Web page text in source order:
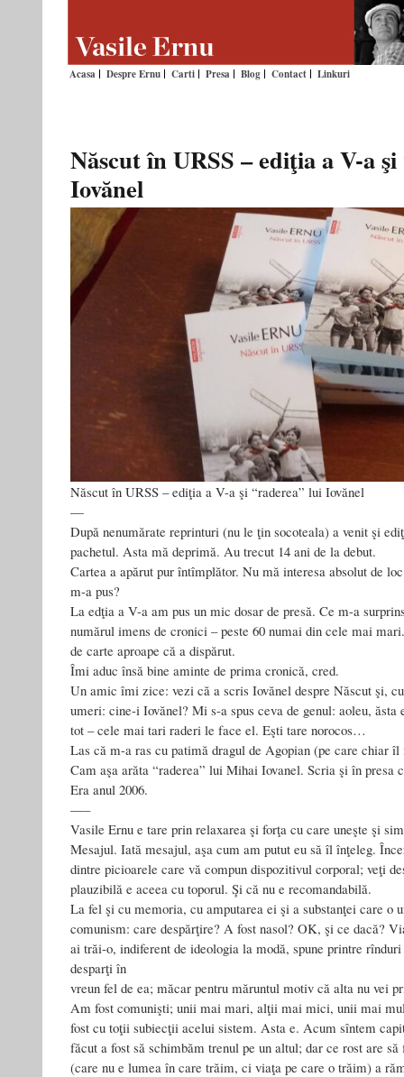
Acasa Despre Ernu Carti Presa Blog Contact Linkuri
Născut în URSS – ediţia a V-a
Iovănel
Născut în URSS – ediţia a V-a şi “raderea” lui Iovănel
—
După nenumărate reprinturi (nu le ţin socoteala) a venit şi
pachetul. Asta mă deprimă. Au trecut 14 ani de la debut.
Cartea a apărut pur întîmplător. Nu mă interesa absolut de
m-a pus?
La edţia a V-a am pus un mic dosar de presă. Ce m-a
numărul imens de cronici – peste 60 numai din cele mai
de carte aproape că a dispărut.
Îmi aduc însă bine aminte de prima cronică, cred.
Un amic îmi zice: vezi că a scris Iovănel despre Născut şi,
umeri: cine-i Iovănel? Mi s-a spus ceva de genul: aoleu,
tot – cele mai tari raderi le face el. Eşti tare norocos…
Las că m-a ras cu patimă dragul de Agopian (pe care chiar îl
Cam aşa arăta “raderea” lui Mihai Iovanel. Scria şi în presa
Era anul 2006.
—–
Vasile Ernu e tare prin relaxarea şi forţa cu care uneşte şi
Mesajul. Iată mesajul, aşa cum am putut eu să îl înţeleg.
dintre picioarele care vă compun dispozitivul corporal; veţi
plauzibilă e aceea cu toporul. Şi că nu e recomandabilă.
La fel şi cu memoria, cu amputarea ei şi a substanţei care o
comunism: care despărţire? A fost nasol? OK, şi ce dacă?
ai trăi‑o, indiferent de ideologia la modă, spune printre
desparţi în
vreun fel de ea; măcar pentru măruntul motiv că alta nu vei
Am fost comunişti; unii mai mari, alţii mai mici, unii mai
fost cu toţii subiecţii acelui sistem. Asta e. Acum sîntem
făcut a fost să schimbăm trenul pe un altul; dar ce rost are
(care nu e lumea în care trăim, ci viaţa pe care o trăim) a